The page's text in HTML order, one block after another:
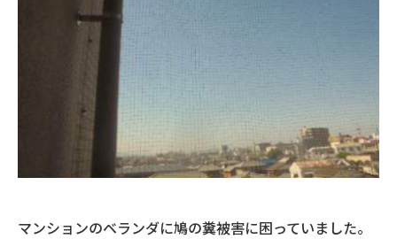
マンションのベランダに鳩の糞被害に困っていました。